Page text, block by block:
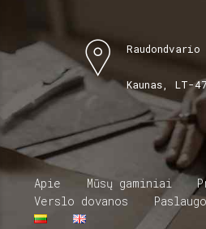
Kaunas, LT-
Apie Mūsų gaminiai
Verslo dovanos